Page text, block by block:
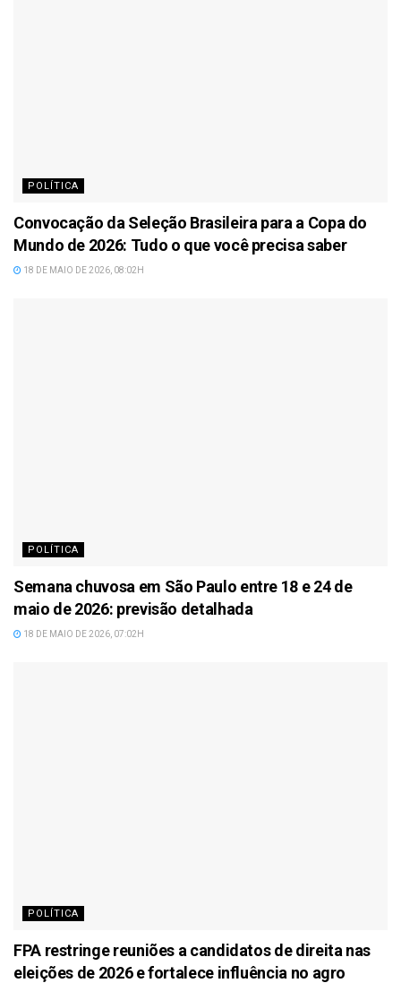
POLÍTICA
Convocação da Seleção Brasileira para a Copa do
Mundo de 2026: Tudo o que você precisa saber
18 DE MAIO DE 2026, 08:02H
POLÍTICA
Semana chuvosa em São Paulo entre 18 e 24 de
maio de 2026: previsão detalhada
18 DE MAIO DE 2026, 07:02H
POLÍTICA
FPA restringe reuniões a candidatos de direita nas
eleições de 2026 e fortalece influência no agro